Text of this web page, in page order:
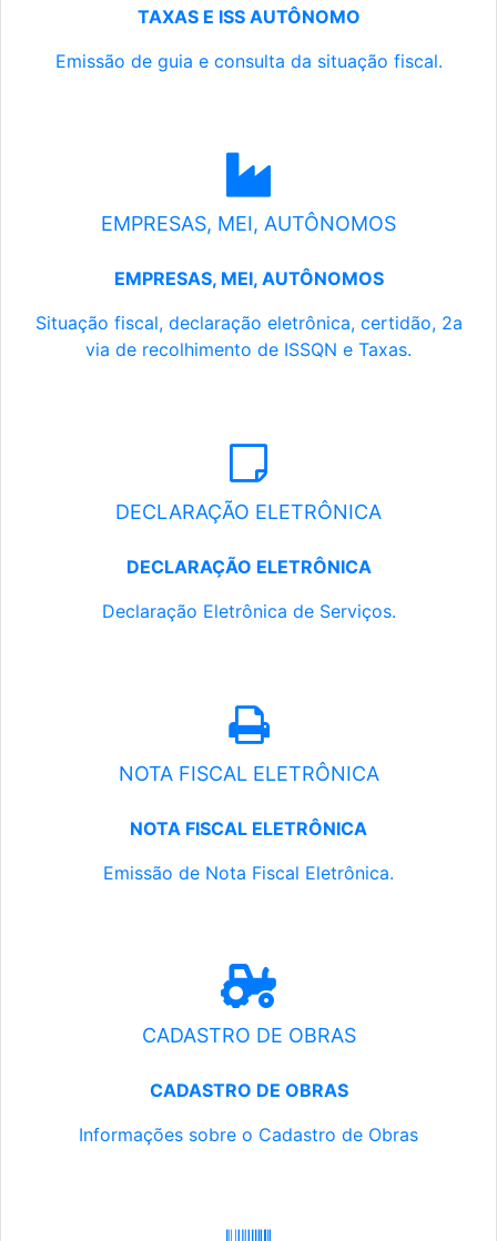
TAXAS E ISS AUTÔNOMO
Emissão de guia e consulta da situação fiscal.
EMPRESAS, MEI, AUTÔNOMOS
EMPRESAS, MEI, AUTÔNOMOS
Situação fiscal, declaração eletrônica, certidão, 2a
via de recolhimento de ISSQN e Taxas.
DECLARAÇÃO ELETRÔNICA
DECLARAÇÃO ELETRÔNICA
Declaração Eletrônica de Serviços.
NOTA FISCAL ELETRÔNICA
NOTA FISCAL ELETRÔNICA
Emissão de Nota Fiscal Eletrônica.
CADASTRO DE OBRAS
CADASTRO DE OBRAS
Informações sobre o Cadastro de Obras